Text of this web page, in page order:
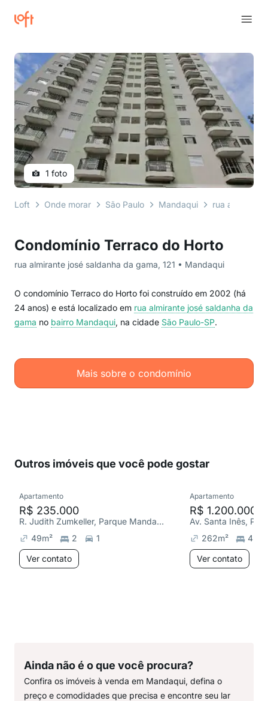
Condomínio Terraco do Horto
rua almirante josé saldanha da gama, 121 • Mandaqui
O condomínio Terraco do Horto foi construído em 2002 (há
24 anos) e está localizado em rua almirante josé saldanha da
gama no bairro Mandaqui, na cidade São Paulo-SP.
Mais sobre o condomínio
1 foto
Loft Onde morar São Paulo Mandaqui rua almirante
Outros imóveis que você pode gostar
Apartamento
R$ 235.000
R. Judith Zumkeller, Parque Mandaqui
49m² 2
1
Ver contato
Apartamento
R$ 1.200.000
Av. Santa Inês,
262m²
4
Ver contato
Ainda não é o que você procura?
Confira os imóveis à venda em Mandaqui, defina o
preço e comodidades que precisa e encontre seu lar